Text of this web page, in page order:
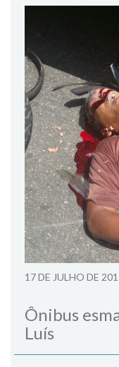
17 DE JULHO DE
Ônibus
Luís